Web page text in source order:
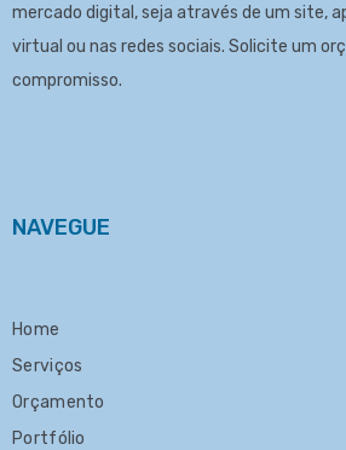
mercado digital, seja através de um site,
virtual ou nas redes sociais. Solicite um
compromisso.
NAVEGUE
Home
Serviços
Orçamento
Portfólio